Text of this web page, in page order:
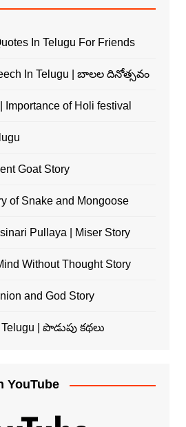
In Telugu For Friends
In Telugu | బాలల దినోత్సవం
of Holi festival
Goat Story
Snake and Mongoose
Pullaya | Miser Story
Without Thought Story
and God Story
| పొడుపు కథలు
YouTube